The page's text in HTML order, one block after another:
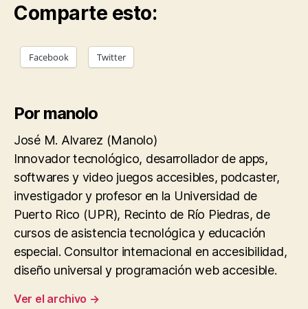
Comparte esto:
Facebook Twitter
Por manolo
José M. Alvarez (Manolo)
Innovador tecnológico, desarrollador de apps,
softwares y video juegos accesibles, podcaster,
investigador y profesor en la Universidad de
Puerto Rico (UPR), Recinto de Río Piedras, de
cursos de asistencia tecnológica y educación
especial. Consultor internacional en accesibilidad,
diseño universal y programación web accesible.
Ver el archivo →